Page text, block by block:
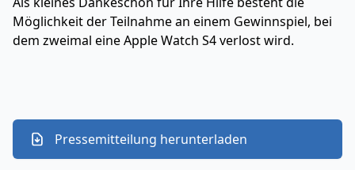
Möglichkeit der Teilnahme an einem Gewinnspiel, bei
dem zweimal eine Apple Watch S4 verlost wird.
Pressemitteilung herunterladen